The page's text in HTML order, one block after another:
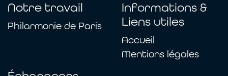
Notre travail
Philarmonie de Paris
Informations &
Liens utiles
Accueil
Mentions légales